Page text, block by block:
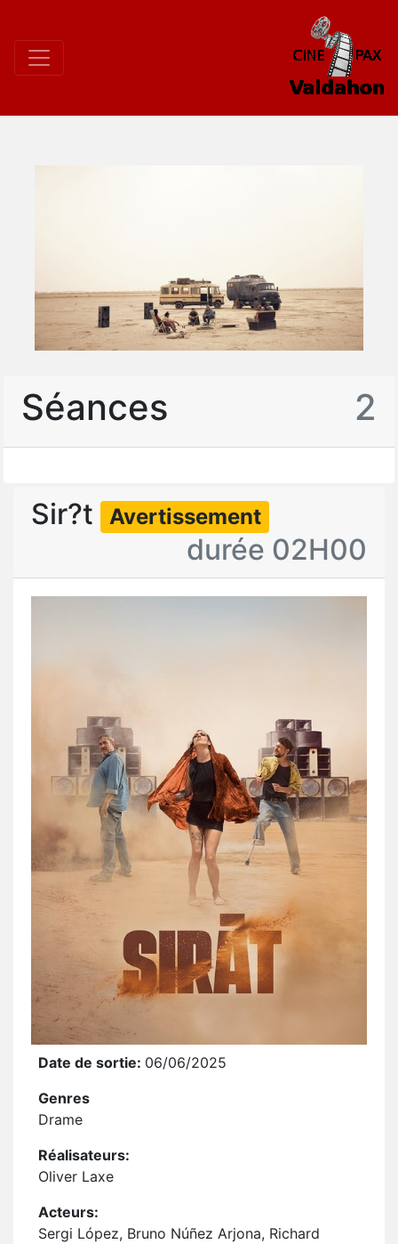
Séances 2
Sir?t Avertissement
durée 02H00
Date de sortie: 06/06/2025
Genres
Drame
Réalisateurs:
Oliver Laxe
Acteurs:
Sergi López, Bruno Núñez Arjona, Richard